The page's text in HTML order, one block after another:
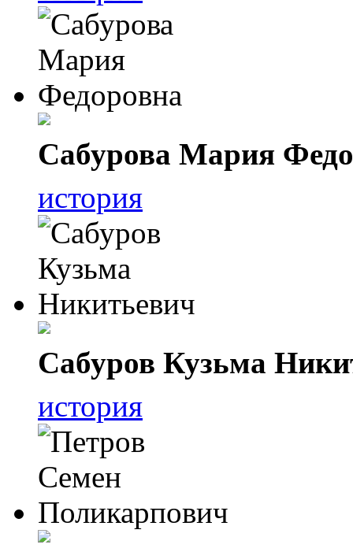
Сабурова Мария
история
Сабуров Кузьма
история